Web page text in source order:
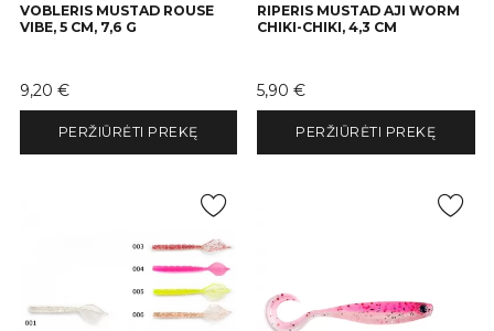
VOBLERIS MUSTAD ROUSE
VIBE, 5 CM, 7,6 G
Kaina
9,20 €
PERŽIŪRĖTI PREKĘ
RIPERIS MUSTAD AJI WORM
CHIKI-CHIKI, 4,3 CM
Kaina
5,90 €
PERŽIŪRĖTI PREKĘ